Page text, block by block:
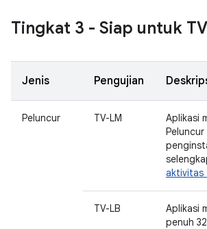
Tingkat 3 - Siap untuk TV
Jenis Pengujian
Peluncur TV-LM
Aplikasi
aktivitas
TV-LB
Aplikasi
penuh